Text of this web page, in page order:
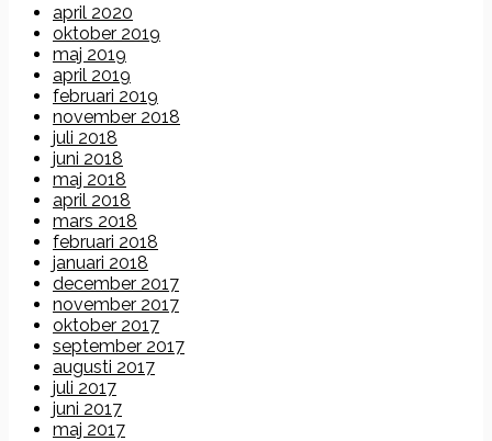
april 2020
oktober 2019
maj 2019
april 2019
februari 2019
november 2018
juli 2018
juni 2018
maj 2018
april 2018
mars 2018
februari 2018
januari 2018
december 2017
november 2017
oktober 2017
september 2017
augusti 2017
juli 2017
juni 2017
maj 2017